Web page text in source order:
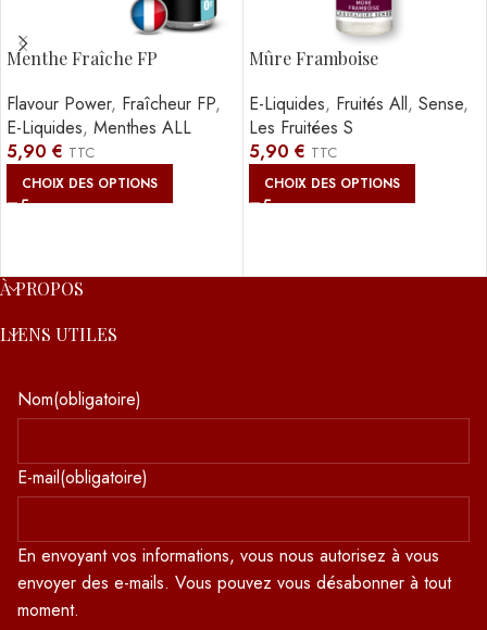
Menthe Fraîche FP
Flavour Power, Fraîcheur FP,
E-Liquides, Menthes ALL
5,90 € TTC
CHOIX DES OPTIONS
Mûre Framboise
E-Liquides, Fruités All, Sense,
Les Fruitées S
5,90 € TTC
CHOIX DES OPTIONS
À PROPOS
LIENS UTILES
Nom(obligatoire)
E-mail(obligatoire)
En envoyant vos informations, vous nous autorisez à vous
envoyer des e-mails. Vous pouvez vous désabonner à tout
moment.